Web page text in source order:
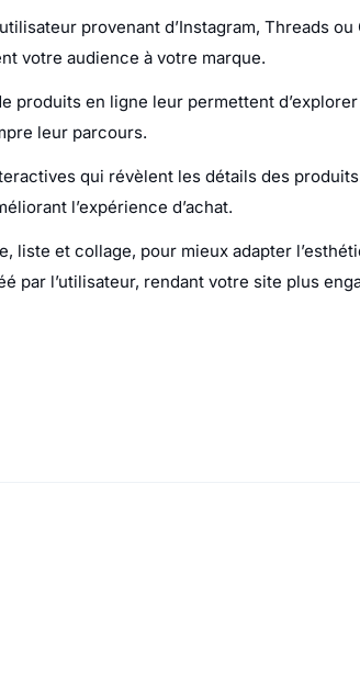
provenant d’Instagram, Threads ou
votre audience à votre marque.
produits en ligne leur permettent d’explorer
leur parcours.
qui révèlent les détails des
l’expérience d’achat.
et collage, pour mieux adapter
par l’utilisateur, rendant votre site plus